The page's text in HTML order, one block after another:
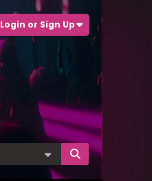
Login or Sign Up